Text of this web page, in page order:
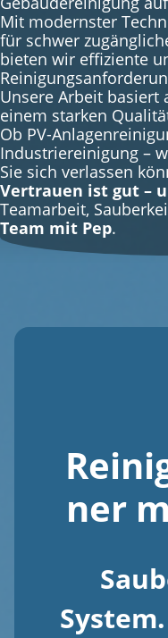
Mit modernster
für schwer
bieten wir effiziente
Unsere Arbeit basiert
einem starken
Ob PV-
Industriereinigung –
Sie sich verlassen
Vertrauen ist gut –
Teamarbeit,
Team mit Pep.
ner